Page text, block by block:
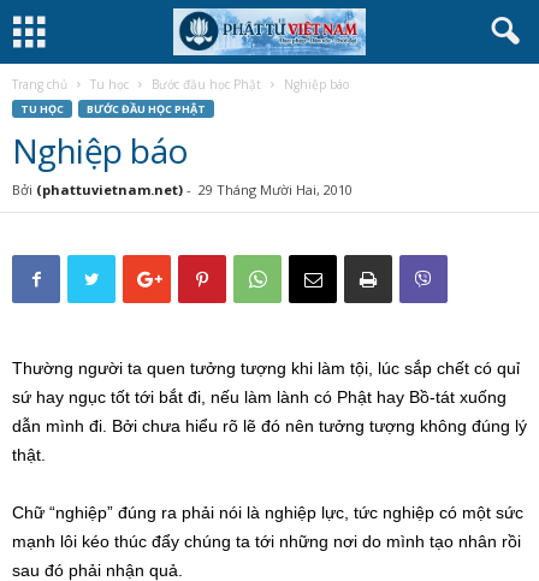
Trang chủ Tu học Bước đầu học Phật Nghiệp báo
TU HỌC BƯỚC ĐẦU HỌC PHẬT
Nghiệp báo
Bởi (phattuvietnam.net) - 29 Tháng Mười Hai, 2010
Thường người ta quen tưởng tượng khi làm tội, lúc sắp chết có quỉ
sứ hay ngục tốt tới bắt đi, nếu làm lành có Phật hay Bồ-tát xuống
dẫn mình đi. Bởi chưa hiểu rõ lẽ đó nên tưởng tượng không đúng lý
thật.
Chữ “nghiệp” đúng ra phải nói là nghiệp lực, tức nghiệp có một sức
mạnh lôi kéo thúc đẩy chúng ta tới những nơi do mình tạo nhân rồi
sau đó phải nhận quả.